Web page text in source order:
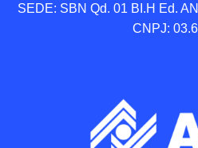
SEDE: SBN Qd. 01 BI.H Ed.
CNPJ: